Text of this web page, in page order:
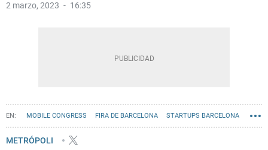
2 marzo, 2023 16:35
MOBILE CONGRESS FIRA DE BARCELONA STARTUPS BARCELONA
METRÓPOLI